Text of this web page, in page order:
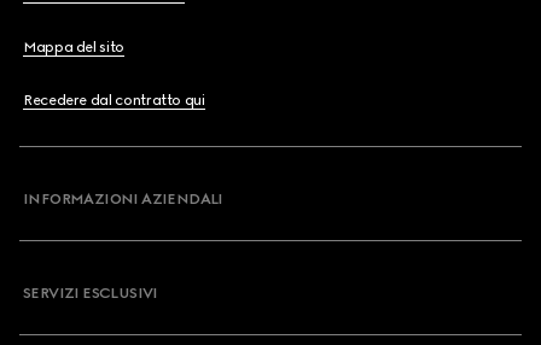
Mappa del sito
Recedere dal contratto qui
INFORMAZIONI AZIENDALI
SERVIZI ESCLUSIVI